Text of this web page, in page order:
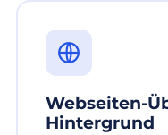
Webseiten-
Hintergrund